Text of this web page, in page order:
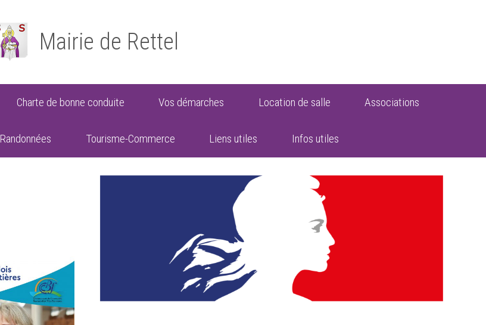
Mairie de Rettel
Charte de bonne conduite Vos démarches Location de salle Associations
Randonnées Tourisme-Commerce Liens utiles Infos utiles